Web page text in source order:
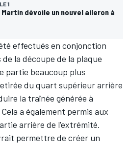
1
dévoile un nouvel aileron à
effectués en conjonction
la découpe de la plaque
partie beaucoup plus
du quart supérieur arrière
la traînée générée à
a également permis aux
arrière de l'extrémité.
permettre de créer un